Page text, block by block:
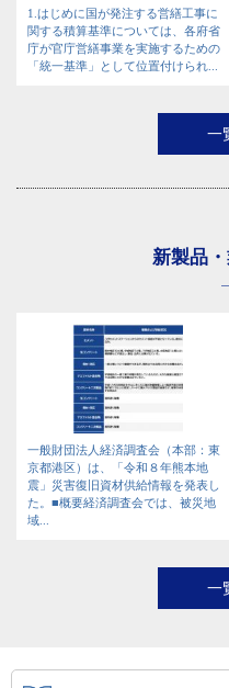
1.はじめに国が発注する営繕工事に
関する積算基準については、各府省
庁が官庁営繕事業を実施するための
「統一基準」として位置付けられ...
一
新製品
一般財団法人経済調査会（本部：東
京都港区）は、「令和８年熊本地
震」災害復旧資材供給情報を発表し
た。■概要経済調査会では、被災地
域...
一